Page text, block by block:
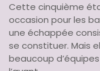
Cette cinquième
occasion pour les
une échappée
se constituer. Mais
beaucoup